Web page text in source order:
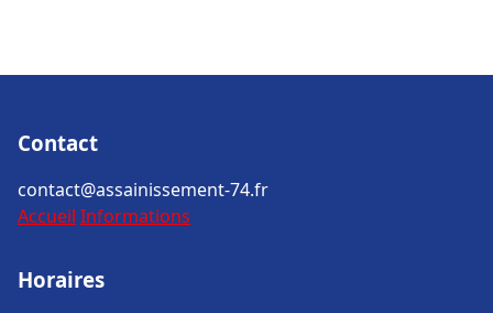
Contact
contact@assainissement-74.fr
Accueil Informations
Horaires